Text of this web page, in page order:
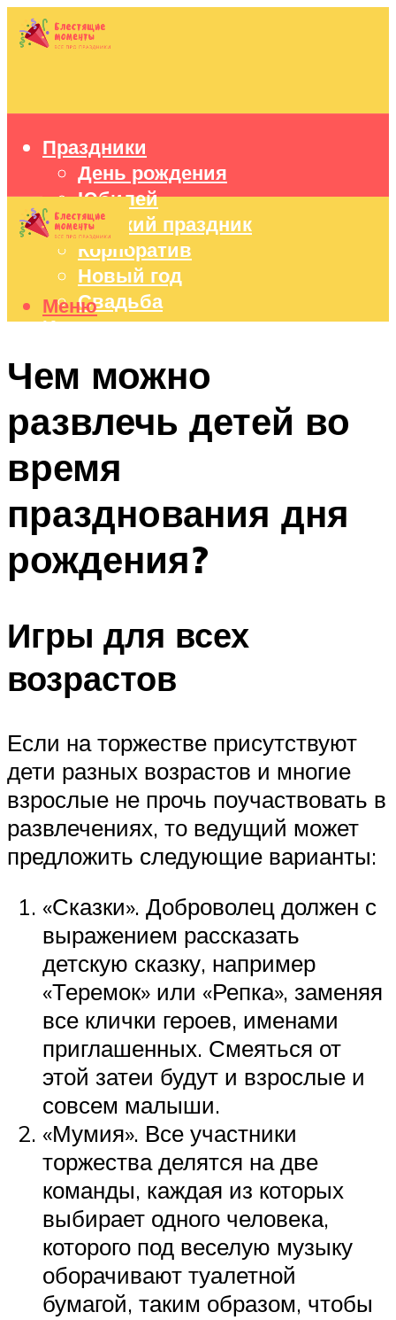
Праздники
День рождения
Юбилей
Детский праздник
Корпоратив
Новый год
Свадьба
Идеи подарков
Праздничный стол
Меню
Меню
Чем можно
развлечь детей во
время
празднования дня
рождения?
Игры для всех
возрастов
Если на торжестве присутствуют
дети разных возрастов и многие
взрослые не прочь поучаствовать в
развлечениях, то ведущий может
предложить следующие варианты:
«Сказки». Доброволец должен с
выражением рассказать
детскую сказку, например
«Теремок» или «Репка», заменяя
все клички героев, именами
приглашенных. Смеяться от
этой затеи будут и взрослые и
совсем малыши.
«Мумия». Все участники
торжества делятся на две
команды, каждая из которых
выбирает одного человека,
которого под веселую музыку
оборачивают туалетной
бумагой, таким образом, чтобы